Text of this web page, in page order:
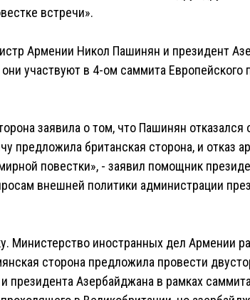
встречи».
Армении Никол Пашинян и президент
участвуют в 4-ом саммита Европейского
заявила о том, что Пашинян
предложила британская сторона, и отказ
повестки», - заявил помощник
внешней политики администрации
Министерство иностранных дел Армении
сторона предложила провести
президента Азербайджана в рамках